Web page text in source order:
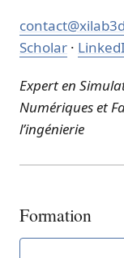
Scholar ·
Expert en
Numériques et
l’ingénierie
Formation